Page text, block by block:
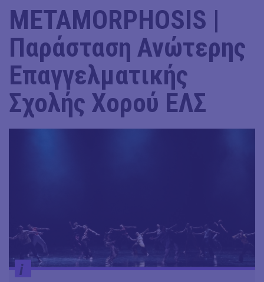
METAMORPHOSIS |
Παράσταση Ανώτερης
Επαγγελματικής
Σχολής Χορού ΕΛΣ
i